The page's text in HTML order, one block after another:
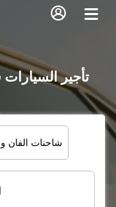
تأجير
شاحنات الفان